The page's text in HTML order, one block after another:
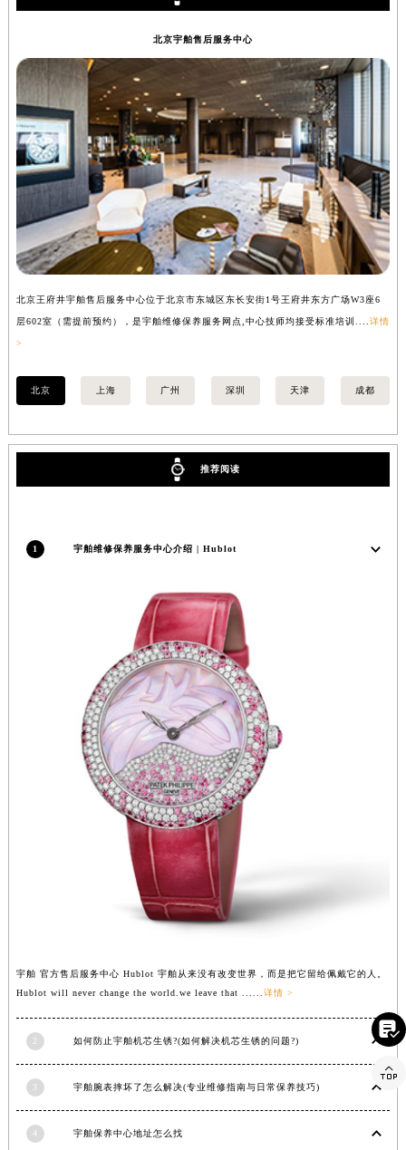
湖北省孝感市孝南区复兴大道宇舶售后服务中心（需提前预约）
湖北省宜昌市西陵区夷陵大道与港窑路宇舶售后服务中心（需提前预约）
湖南省常德市武陵区人民路宇舶售后服务中心（需提前预约）
湖南省郴州市北湖区国庆北路宇舶售后服务中心（需提前预约）
湖南省衡阳市雁峰区解放路宇舶售后服务中心（需提前预约）
湖南省怀化市鹤城区迎丰中路宇舶售后服务中心（需提前预约）
湖南省娄底市娄星区长青街宇舶售后服务中心（需提前预约）
湖南省邵阳市双清区东风路宇舶售后服务中心（需提前预约）
湖南省湘潭市雨湖区莲城大道宇舶售后服务中心（需提前预约）
湖南省益阳市赫山区桃花仑路宇舶售后服务中心（需提前预约）
湖南省永州市冷水滩区永州大道与中兴路交叉口宇舶售后服务中心（需提前预约）
湖南省岳阳市岳阳楼区东茅岭路宇舶售后服务中心（需提前预约）
湖南省长沙市芙蓉区建湘路393号世茂环球金融中心写字楼10层1013室宇舶售后服务中心（需提前预约）
甘肃省定西市安定区解放路宇舶售后服务中心（需提前预约）
甘肃省敦煌市沙州镇阳关中路宇舶售后服务中心（需提前预约）
甘肃省金昌市金川区北京路宇舶售后服务中心（需提前预约）
甘肃省临夏市城南街道团结路宇舶售后服务中心（需提前预约）
甘肃省陇南市武都区人民路宇舶售后服务中心（需提前预约）
甘肃省平凉市崆峒区西大街宇舶售后服务中心（需提前预约）
甘肃省庆阳市西峰区南大街宇舶售后服务中心（需提前预约）
甘肃省天水市秦州区民主路宇舶售后服务中心（需提前预约）
甘肃省武威市凉州区迎宾路宇舶售后服务中心（需提前预约）
甘肃省张掖市甘州区民乐北路宇舶售后服务中心（需提前预约）
陕西省安康市汉滨区金州路宇舶售后服务中心（需提前预约）
陕西省宝鸡市渭滨区经二路宇舶售后服务中心（需提前预约）
北京宇舶售后服务中心
北京王府井宇舶售后服务中心位于北京市东城区东长安街1号王府井东方广场W3座6
层602室（需提前预约），是宇舶维修保养服务网点,中心技师均接受标准培训....详情
>
北京 上海 广州 深圳 天津 成都
推荐阅读
1 宇舶维修保养服务中心介绍 | Hublot
宇舶 官方售后服务中心 Hublot 宇舶从来没有改变世界，而是把它留给佩戴它的人。
Hublot will never change the world.we leave that ......详情 >
2 如何防止宇舶机芯生锈?(如何解决机芯生锈的问题?)
宇舶腕表摔坏了怎么解决(专业维修指南与日常保养技巧)
4 宇舶保养中心地址怎么找

